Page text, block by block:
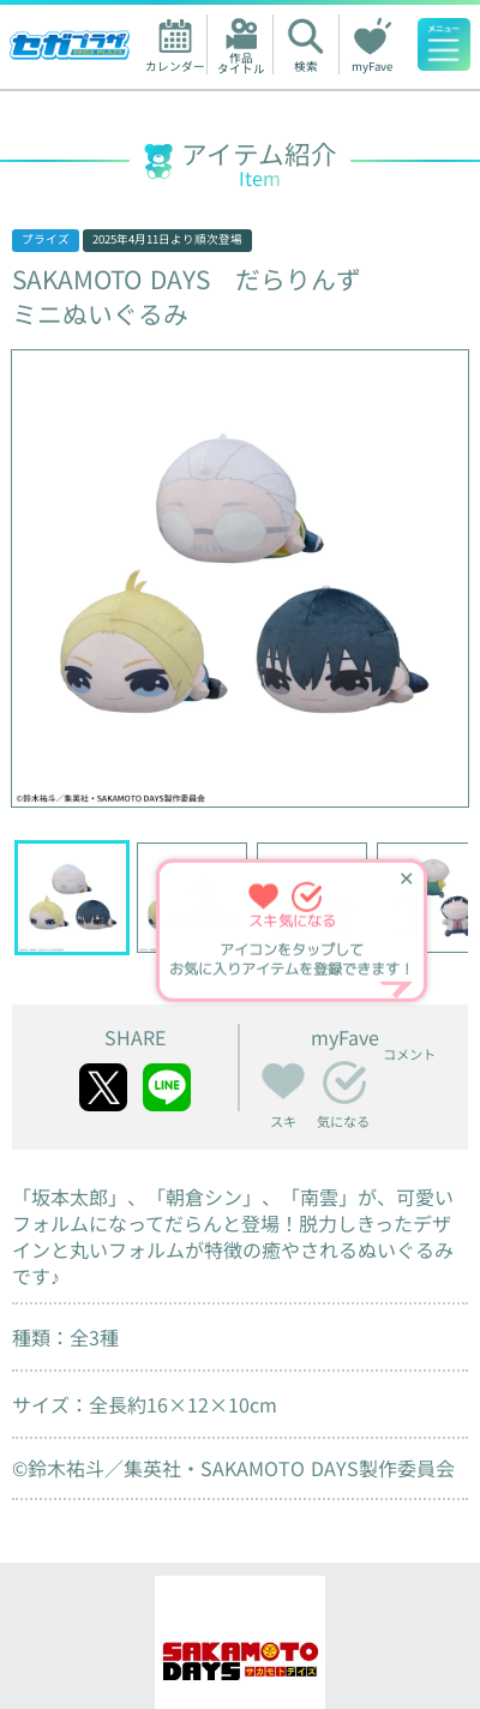
カレンダー 作品
タイトル 検索 myFave
人気ワード
アイテム紹介
Item
プライズ 2025年4月11日 より順次登場
SAKAMOTO DAYS
だらりんず
ミニぬいぐるみ
✕
スキ気になる
アイコンをタップして
お気に入りアイテムを登録できます！
SHARE myFave
スキ 気になる
コメント
「坂本太郎」、「朝倉シン」、「南雲」が、可愛い
フォルムになってだらんと登場！脱力しきったデザ
インと丸いフォルムが特徴の癒やされるぬいぐるみ
です♪
種類：全3種
サイズ：全長約16×12×10cm
©鈴木祐斗／集英社・SAKAMOTO DAYS製作委員会